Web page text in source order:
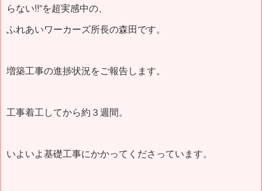
らない!!”を超実感中の、
ふれあいワーカーズ所長の森田です。
増築工事の進捗状況をご報告します。
工事着工してから約３週間。
いよいよ基礎工事にかかってくださっています。